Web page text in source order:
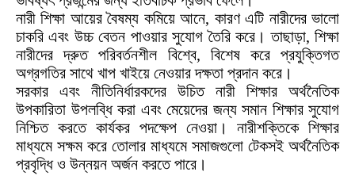
নারী শিক্ষা আয়ের বৈষম্য কমিয়ে আনে, কারণ এটি নারীদের ভালো
চাকরি এবং উচ্চ বেতন পাওয়ার সুযোগ তৈরি করে। তাছাড়া, শিক্ষা
নারীদের দ্রুত পরিবর্তনশীল বিশ্বে, বিশেষ করে প্রযুক্তিগত
অগ্রগতির সাথে খাপ খাইয়ে নেওয়ার দক্ষতা প্রদান করে।
সরকার এবং নীতিনির্ধারকদের উচিত নারী শিক্ষার অর্থনৈতিক
উপকারিতা উপলব্ধি করা এবং মেয়েদের জন্য সমান শিক্ষার সুযোগ
নিশ্চিত করতে কার্যকর পদক্ষেপ নেওয়া। নারীশক্তিকে শিক্ষার
মাধ্যমে সক্ষম করে তোলার মাধ্যমে সমাজগুলো টেকসই অর্থনৈতিক
প্রবৃদ্ধি ও উন্নয়ন অর্জন করতে পারে।